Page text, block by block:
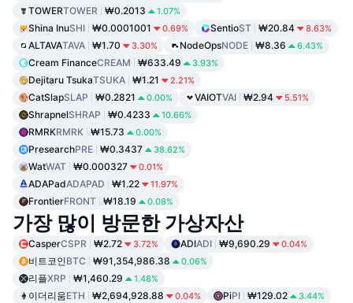
TOWERTOWER ₩0.2013 1.07%
Shina InuSHI ₩0.0001001 0.69% SentioST ₩20.84 8.63%
ALTAVATAVA ₩1.70 3.30% NodeOpsNODE ₩8.36 6.43%
Cream FinanceCREAM ₩633.49 3.93%
Dejitaru TsukaTSUKA ₩1.21 2.21%
CatSlapSLAP ₩0.2821 0.00% VAIOTVAI ₩2.94 5.51%
ShrapnelSHRAP ₩0.4233 10.66%
RMRKRMRK ₩15.73 0.00%
PresearchPRE ₩0.3437 38.62%
WatWAT ₩0.000327 0.01%
ADAPadADAPAD ₩1.22 11.97%
FrontierFRONT ₩18.19 0.08%
가장 많이 방문한 가상자산
CasperCSPR ₩2.72 3.72% ADIADI ₩9,690.29 0.04%
비트코인BTC ₩91,354,986.38 0.06%
리플XRP ₩1,460.29 1.48%
이더리움ETH ₩2,694,928.88 0.04% PiPI ₩129.02 3.44%